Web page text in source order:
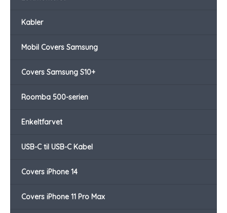
Kabler
Mobil Covers Samsung
Covers Samsung S10+
Roomba 500-serien
Enkeltfarvet
USB-C til USB-C Kabel
Covers iPhone 14
Covers iPhone 11 Pro Max